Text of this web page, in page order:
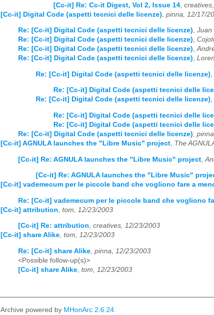
[Cc-it] Re: Cc-it Digest, Vol 2, Issue 14
[Cc-it] Digital Code (aspetti tecnici delle licenze) pinna, 12/17/
Re: [Cc-it] Digital Code (aspetti tecnici delle licenze), Juan
Re: [Cc-it] Digital Code (aspetti tecnici delle licenze),
Re: [Cc-it] Digital Code (aspetti tecnici delle licenze),
Re: [Cc-it] Digital Code (aspetti tecnici delle licenze),
Re: [Cc-it] Digital Code (aspetti tecnici delle licenze)
Re: [Cc-it] Digital Code (aspetti tecnici delle
Re: [Cc-it] Digital Code (aspetti tecnici delle licenze),
Re: [Cc-it] Digital Code (aspetti tecnici delle
Re: [Cc-it] Digital Code (aspetti tecnici delle
Re: [Cc-it] Digital Code (aspetti tecnici delle licenze)
[Cc-it] AGNULA launches the "Libre Music" project The
[Cc-it] Re: AGNULA launches the "Libre Music" project
[Cc-it] Re: AGNULA launches the "Libre Music"
[Cc-it] vademecum per le piccole band che vogliono fare a
Re: [Cc-it] vademecum per le piccole band che vogliono
[Cc-it] attribution tom, 12/23/2003
[Cc-it] Re: attribution, creatives, 12/23/2003
[Cc-it] share Alike, tom, 12/23/2003
Re: [Cc-it] share Alike pinna, 12/23/2003
<Possible follow-up(s)>
[Cc-it] share Alike tom, 12/23/2003
Archive powered by MHonArc 2.6.24